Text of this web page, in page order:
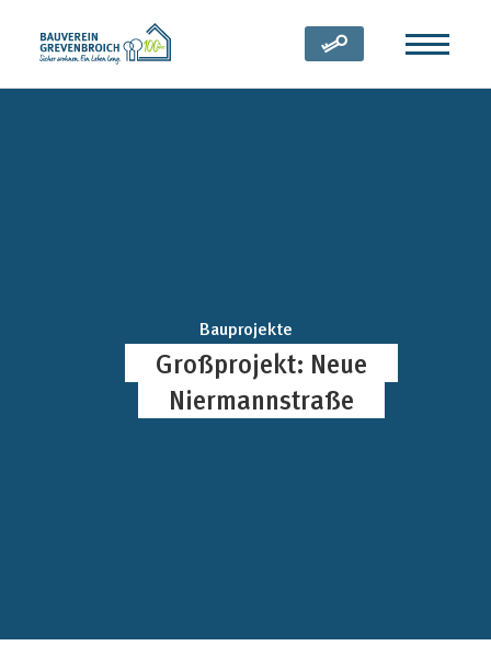
(öffnet in neuem Tab)
Bauprojekte
Großprojekt: Neue
Niermannstraße